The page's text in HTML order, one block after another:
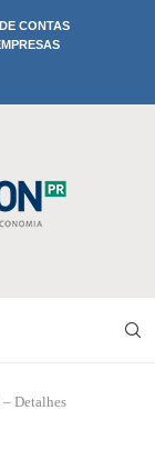
CONTAS
Detalhes